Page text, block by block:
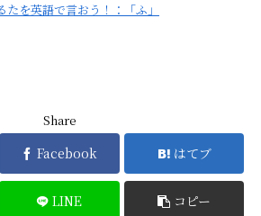
たを英語で言おう！：「ふ」
Share
Facebook はてブ
LINE コピー